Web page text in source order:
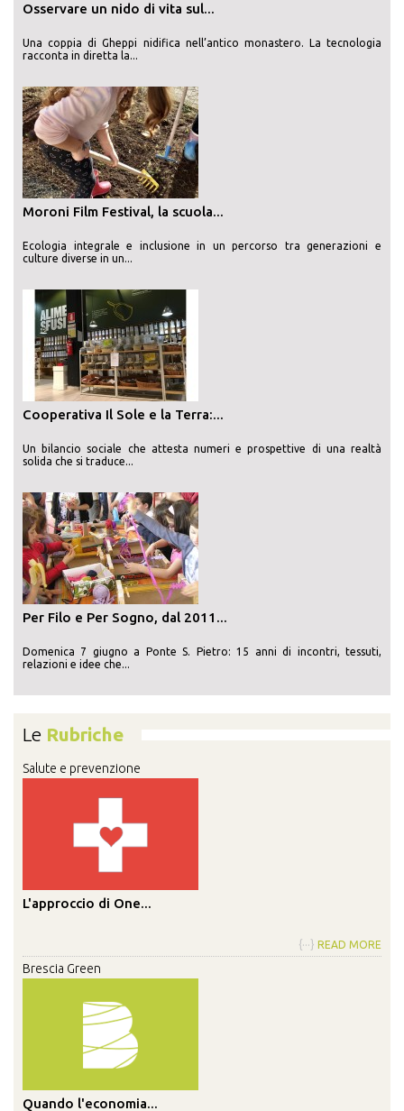
Osservare un nido di vita sul...
Una coppia di Gheppi nidifica nell’antico monastero. La tecnologia
racconta in diretta la...
Moroni Film Festival, la scuola...
Ecologia integrale e inclusione in un percorso tra generazioni e
culture diverse in un...
Cooperativa Il Sole e la Terra:...
Un bilancio sociale che attesta numeri e prospettive di una realtà
solida che si traduce...
Per Filo e Per Sogno, dal 2011...
Domenica 7 giugno a Ponte S. Pietro: 15 anni di incontri, tessuti,
relazioni e idee che...
Le Rubriche
Salute e prevenzione
L'approccio di One...
{···} READ MORE
Brescia Green
Quando l'economia...